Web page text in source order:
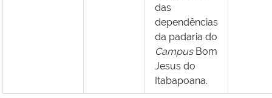
das
dependências
da padaria do
CampusBom
Jesus do
Itabapoana.